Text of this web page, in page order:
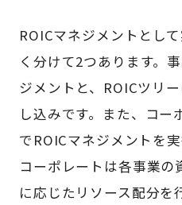
ROICマネジメントとし
く分けて2つあります。
ジメントと、ROICツリ
し込みです。また、コ
でROICマネジメントを
コーポレートは各事業
に応じたリソース配分を